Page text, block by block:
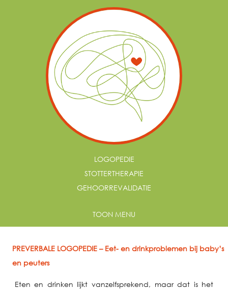
LOGOPEDIE
STOTTERTHERAPIE
GEHOORREVALIDATIE
TOON MENU
PREVERBALE LOGOPEDIE – Eet- en drinkproblemen bij baby’s
en peuters
Eten en drinken lijkt vanzelfsprekend, maar dat is het